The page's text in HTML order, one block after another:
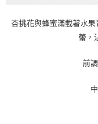
杏挑花與蜂蜜滿載著水
蕾，
前